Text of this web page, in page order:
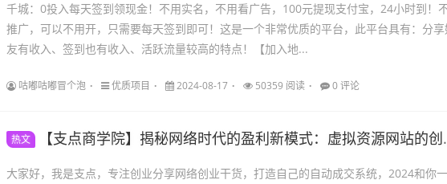
千城：0投入每天签到领现金！不用实名，不用看广告，100元提现支付宝，24小时到！
推广，可以不用开，只需要每天签到即可！这是一个非常优质的平台，此平台具有：分
友有收入、签到也有收入、活跃流量较高的特点！【加入地...
咕嘟咕嘟冒个泡 优质项目 2024-08-17 50359 阅读 0 评论
热文 【支点商学院】揭秘网络时代的盈利新模式：虚拟资源网站的创业之路
大家好，我是支点，专注创业分享网络创业干货，打造自己的自动成交系统，2024和你一